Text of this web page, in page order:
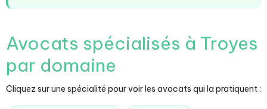
Avocats spécialisés à Troyes
par domaine
Cliquez sur une spécialité pour voir les avocats qui la pratiquent :